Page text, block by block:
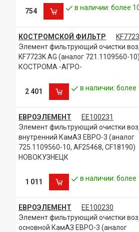
754 в наличии: более
КОСТРОМСКОЙ ФИЛЬТР
Элемент фильтрующий очистки
KF7723K AG (аналог 721.1109560-10)
КОСТРОМА -АГРО-
2 401 в наличии: более
ЕВРОЭЛЕМЕНТ
ЕЕ100231
Элемент фильтрующий очистки
внутренний КамАЗ ЕВРО-3 (аналог
725.1109560-10, AF25468, CF18190)
НОВОКУЗНЕЦК
1 011 в наличии: более
ЕВРОЭЛЕМЕНТ
ЕЕ100230
Элемент фильтрующий очистки
основной КамАЗ ЕВРО-3 (аналог